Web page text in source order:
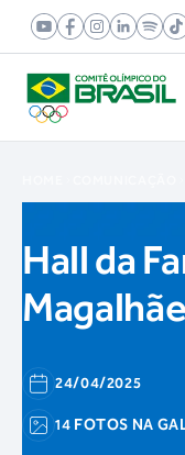
Hall da
24/04/2025
14 FOTOS NA